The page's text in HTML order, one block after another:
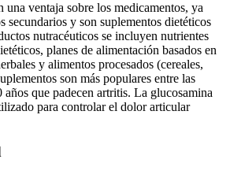
una ventaja sobre los medicamentos, ya
secundarios y son suplementos dietéticos
nutracéuticos se incluyen nutrientes
planes de alimentación basados ​​en
y alimentos procesados ​​(cereales,
son más populares entre las
años que padecen artritis. La glucosamina
para controlar el dolor articular